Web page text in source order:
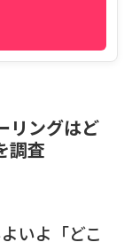
リングはど
調査
いよ「どこ